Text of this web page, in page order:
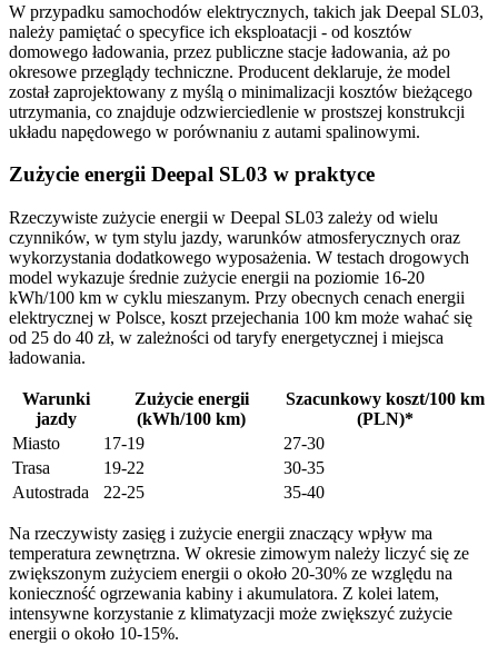
W przypadku samochodów elektrycznych, takich jak Deepal SL03,
należy pamiętać o specyfice ich eksploatacji - od kosztów
domowego ładowania, przez publiczne stacje ładowania, aż po
okresowe przeglądy techniczne. Producent deklaruje, że model
został zaprojektowany z myślą o minimalizacji kosztów bieżącego
utrzymania, co znajduje odzwierciedlenie w prostszej konstrukcji
układu napędowego w porównaniu z autami spalinowymi.
Zużycie energii Deepal SL03 w praktyce
Rzeczywiste zużycie energii w Deepal SL03 zależy od wielu
czynników, w tym stylu jazdy, warunków atmosferycznych oraz
wykorzystania dodatkowego wyposażenia. W testach drogowych
model wykazuje średnie zużycie energii na poziomie 16-20
kWh/100 km w cyklu mieszanym. Przy obecnych cenach energii
elektrycznej w Polsce, koszt przejechania 100 km może wahać się
od 25 do 40 zł, w zależności od taryfy energetycznej i miejsca
ładowania.
Warunki
jazdy
Zużycie energii
(kWh/100 km)
Szacunkowy koszt/100 km
(PLN)*
Miasto
17-19
27-30
Trasa
19-22
30-35
Autostrada
22-25 35-40
Na rzeczywisty zasięg i zużycie energii znaczący wpływ ma
temperatura zewnętrzna. W okresie zimowym należy liczyć się ze
zwiększonym zużyciem energii o około 20-30% ze względu na
konieczność ogrzewania kabiny i akumulatora. Z kolei latem,
intensywne korzystanie z klimatyzacji może zwiększyć zużycie
energii o około 10-15%.